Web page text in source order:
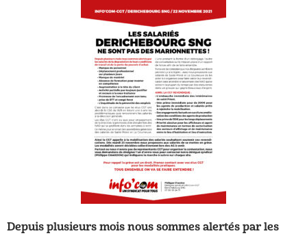
Depuis plusieurs mois nous sommes alertés par les